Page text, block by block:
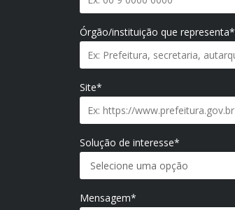
Órgão/instituição que representa*
Site*
Solução de interesse*
Mensagem*